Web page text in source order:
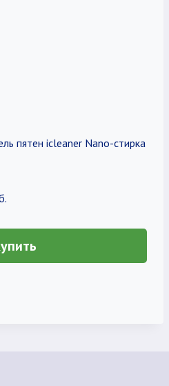
пятен icleaner Nano-стирка